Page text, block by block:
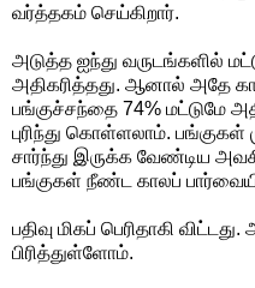
வர்த்தகம் செய்கிறார்.
அடுத்த ஐந்து வருடங்களில்
அதிகரித்தது. ஆனால் அதே
பங்குச்சந்தை 74% மட்டுமே
புரிந்து கொள்ளலாம்.
சார்ந்து இருக்க வேண்டிய
பங்குகள் நீண்ட காலப்
பதிவு மிகப் பெரிதாகி
பிரித்துள்ளோம்.